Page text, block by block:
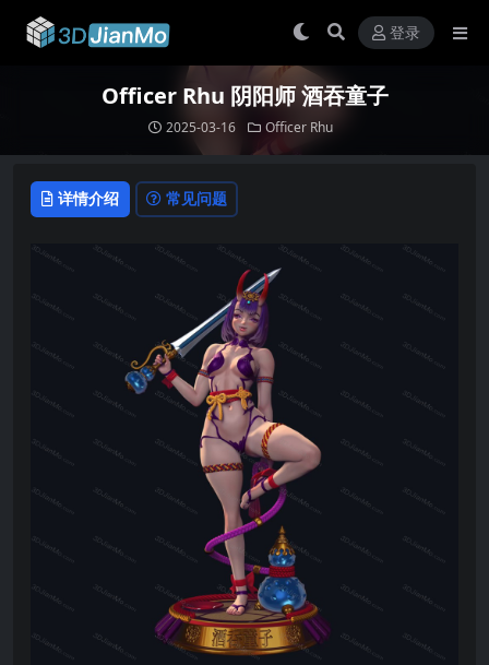
登录
Officer Rhu 阴阳师 酒吞童子
2025-03-16 Officer Rhu
详情介绍 常见问题